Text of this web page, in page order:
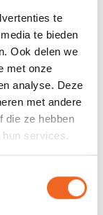
te
te bieden
Ook delen we
met onze
analyse. Deze
met andere
die ze hebben
services.
NEKMANCHET
TOOL KIT
€125,00